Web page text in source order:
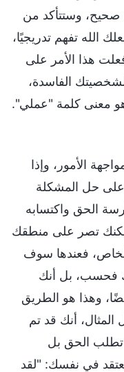
صحيح، وستتأكد من
الله تفهم تدريجيًا،
هذا الأمر على
الفاسدة،
معنى كلمة "عملي".
الأمور، وإذا
حل المشكلة
الحق واكتسابه
تصر على منطقك
فعندها سوف
بل أنك
وهذا هو الطريق
أنك قد تم
تطلب الحق بل
في نفسك: "لقد